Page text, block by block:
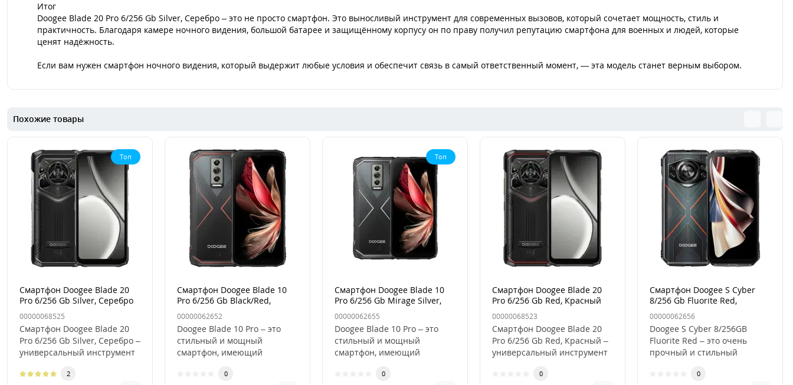
Итог
Doogee Blade 20 Pro 6/256 Gb Silver, Серебро – это не просто смартфон. Это выносливый инструмент для современных вызовов, который сочетает мощность, стиль и
практичность. Благодаря камере ночного видения, большой батарее и защищённому корпусу он по праву получил репутацию смартфона для военных и людей, которые
ценят надёжность.
Если вам нужен смартфон ночного видения, который выдержит любые условия и обеспечит связь в самый ответственный момент, — эта модель станет верным выбором.
Похожие товары
Топ
Смартфон Doogee Blade 20
Pro 6/256 Gb Silver, Серебро
00000068525
Смартфон Doogee Blade 20
Pro 6/256 Gb Silver, Серебро –
универсальный инструмент
2
Смартфон Doogee Blade 10
Pro 6/256 Gb Black/Red,
Черный/Красный
00000062652
Doogee Blade 10 Pro – это
стильный и мощный
смартфон, имеющий
дизайн, высоко..
0
Топ
Смартфон Doogee Blade 10
Pro 6/256 Gb Mirage Silver,
Серебряный
00000062655
Doogee Blade 10 Pro – это
стильный и мощный
смартфон, имеющий
дизайн, высоко..
0
Смартфон Doogee Blade 20
Pro 6/256 Gb Red, Красный
00000068523
Смартфон Doogee Blade 20
Pro 6/256 Gb Red, Красный –
универсальный инструмент
0
Смартфон Doogee S Cyber
8/256 Gb Fluorite Red,
Красный
00000062656
Doogee S Cyber 8/256GB
Fluorite Red – это очень
прочный и стильный
0